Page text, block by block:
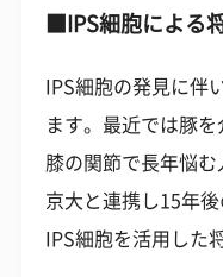
■IPS細胞による
IPS細胞の発見に
ます。最近では豚
膝の関節で長年悩む
京大と連携し15年
IPS細胞を活用した